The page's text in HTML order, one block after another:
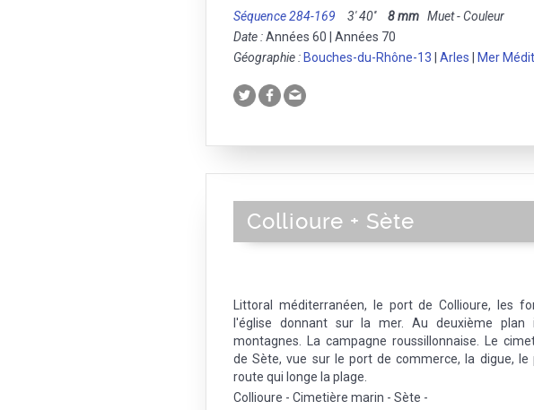
Séquence 284-169 3' 40'' 8 mm Muet - Couleur
Date :Années 60 | Années 70
Géographie : Bouches-du-Rhône-13 Arles Mer
Collioure + Sète
Littoral méditerranéen, le port de Collioure, les
l'église donnant sur la mer. Au deuxième
montagnes. La campagne roussillonnaise. Le
de Sète, vue sur le port de commerce, la digue, le
route qui longe la plage.
Collioure - Cimetière marin - Sète -